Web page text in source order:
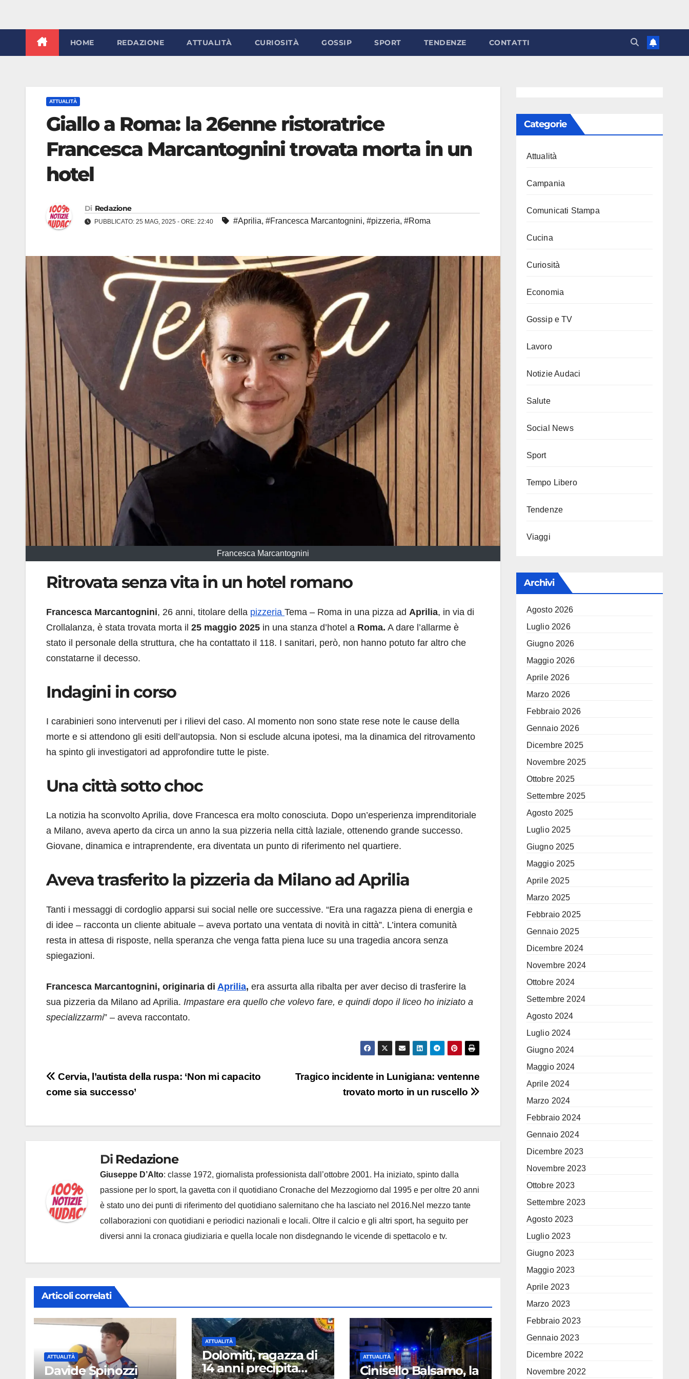
HOME REDAZIONE ATTUALITÀ CURIOSITÀ GOSSIP SPORT TENDENZE CONTATTI
ATTUALITÀ
Giallo a Roma: la 26enne ristoratrice
Francesca Marcantognini trovata morta in un
hotel
Di Redazione
PUBBLICATO: 25 MAG, 2025 - ORE: 22:40 #Aprilia, #Francesca Marcantognini, #pizzeria, #Roma
Francesca Marcantognini
Ritrovata senza vita in un hotel romano
Francesca Marcantognini, 26 anni, titolare della pizzeria Tema – Roma in una pizza ad Aprilia, in via di
Crollalanza, è stata trovata morta il 25 maggio 2025 in una stanza d’hotel a Roma. A dare l’allarme è
stato il personale della struttura, che ha contattato il 118. I sanitari, però, non hanno potuto far altro che
constatarne il decesso.
Indagini in corso
I carabinieri sono intervenuti per i rilievi del caso. Al momento non sono state rese note le cause della
morte e si attendono gli esiti dell’autopsia. Non si esclude alcuna ipotesi, ma la dinamica del ritrovamento
ha spinto gli investigatori ad approfondire tutte le piste.
Una città sotto choc
La notizia ha sconvolto Aprilia, dove Francesca era molto conosciuta. Dopo un’esperienza imprenditoriale
a Milano, aveva aperto da circa un anno la sua pizzeria nella città laziale, ottenendo grande successo.
Giovane, dinamica e intraprendente, era diventata un punto di riferimento nel quartiere.
Aveva trasferito la pizzeria da Milano ad Aprilia
Tanti i messaggi di cordoglio apparsi sui social nelle ore successive. “Era una ragazza piena di energia e
di idee – racconta un cliente abituale – aveva portato una ventata di novità in città”. L’intera comunità
resta in attesa di risposte, nella speranza che venga fatta piena luce su una tragedia ancora senza
spiegazioni.
Francesca Marcantognini, originaria di Aprilia, era assurta alla ribalta per aver deciso di trasferire la
sua pizzeria da Milano ad Aprilia. Impastare era quello che volevo fare, e quindi dopo il liceo ho iniziato a
specializzarmi” – aveva raccontato.
Navigazione
articoli
Tragico incidente in Lunigiana: ventenne
trovato morto in un ruscello
Cervia, l’autista della ruspa: ‘Non mi capacito
come sia successo’
Di Redazione
Giuseppe D’Alto: classe 1972, giornalista professionista dall’ottobre 2001. Ha iniziato, spinto dalla
passione per lo sport, la gavetta con il quotidiano Cronache del Mezzogiorno dal 1995 e per oltre 20 anni
è stato uno dei punti di riferimento del quotidiano salernitano che ha lasciato nel 2016.Nel mezzo tante
collaborazioni con quotidiani e periodici nazionali e locali. Oltre il calcio e gli altri sport, ha seguito per
diversi anni la cronaca giudiziaria e quella locale non disdegnando le vicende di spettacolo e tv.
Articoli correlati
ATTUALITÀ
Davide Spinozzi
ATTUALITÀ
Dolomiti, ragazza di
14 anni precipita
ATTUALITÀ
Cinisello Balsamo, la
Categorie
Attualità
Campania
Comunicati Stampa
Cucina
Curiosità
Economia
Gossip e TV
Lavoro
Notizie Audaci
Salute
Social News
Sport
Tempo Libero
Tendenze
Viaggi
Archivi
Agosto 2026
Luglio 2026
Giugno 2026
Maggio 2026
Aprile 2026
Marzo 2026
Febbraio 2026
Gennaio 2026
Dicembre 2025
Novembre 2025
Ottobre 2025
Settembre 2025
Agosto 2025
Luglio 2025
Giugno 2025
Maggio 2025
Aprile 2025
Marzo 2025
Febbraio 2025
Gennaio 2025
Dicembre 2024
Novembre 2024
Ottobre 2024
Settembre 2024
Agosto 2024
Luglio 2024
Giugno 2024
Maggio 2024
Aprile 2024
Marzo 2024
Febbraio 2024
Gennaio 2024
Dicembre 2023
Novembre 2023
Ottobre 2023
Settembre 2023
Agosto 2023
Luglio 2023
Giugno 2023
Maggio 2023
Aprile 2023
Marzo 2023
Febbraio 2023
Gennaio 2023
Dicembre 2022
Novembre 2022